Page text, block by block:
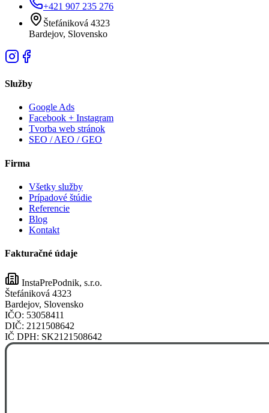
+421 907 235 276
Štefániková 4323
Bardejov, Slovensko
Služby
Google Ads
Facebook + Instagram
Tvorba web stránok
SEO / AEO / GEO
Firma
Všetky služby
Prípadové štúdie
Referencie
Blog
Kontakt
Fakturačné údaje
InstaPrePodnik, s.r.o.
Štefániková 4323
Bardejov, Slovensko
IČO: 53058411
DIČ: 2121508642
IČ DPH: SK2121508642